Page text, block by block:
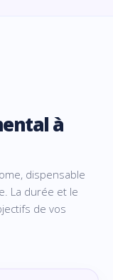
à
dispensable
La durée et le
de vos